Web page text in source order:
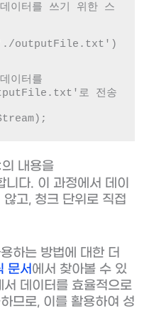
터를 쓰기 위한 스
outputFile.txt')
이터를
로 전송
의 내용을
니다. 이 과정에서 데이
고, 청크 단위로 직접
하는 방법에 대한 더
문서에서 찾아볼 수 있
데이터를 효율적으로
므로, 이를 활용하여 성